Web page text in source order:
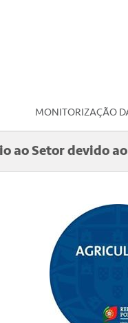
MONITORIZAÇÃO
ao Setor devido